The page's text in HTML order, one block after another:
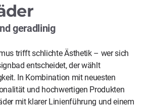
geradlinig
trifft schlichte Ästhetik – wer sich
entscheidet, der wählt
In Kombination mit neuesten
und hochwertigen Produkten
mit klarer Linienführung und einem